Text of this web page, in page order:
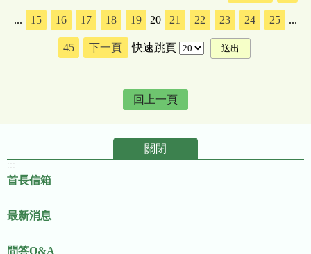
... 15 16 17 18 19 20 21 22 23 24 25 ...
45 下一頁 快速跳頁
回上一頁
關閉
首長信箱
最新消息
問答Q&A